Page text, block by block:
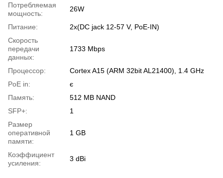
Потребляемая
мощность:
26W
Питание:
2х(DC jack 12-57 V, PoE-IN)
Скорость
передачи
данных:
1733 Mbps
Процессор:
Cortex A15 (ARM 32bit AL21400), 1.4 GHz
PoE in:
є
Память:
512 MB NAND
SFP+:
1
Размер
оперативной
памяти:
1 GB
Коэффициент
усиления:
3 dBi